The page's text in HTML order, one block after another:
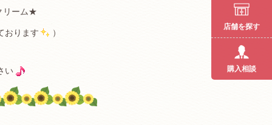
リーム★
おります ）
い
店舗を探す
購入相談